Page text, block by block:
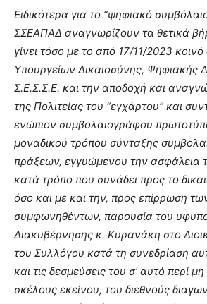
Ειδικότερα για το “ψηφιακό
ΣΣΕΑΠΑΔ αναγνωρίζουν τα θετικά
γίνει τόσο με το από 17/11/2023
Υπουργείων Δικαιοσύνης, Ψηφιακής
Σ.Ε.Σ.Σ.Ε. και την αποδοχή και
της Πολιτείας του “εγχάρτου” και
ενώπιον συμβολαιογράφου
μοναδικού τρόπου σύνταξης
πράξεων, εγγυώμενου την
κατά τρόπο που συνάδει προς το
όσο και με και την, προς επίρρωση
συμφωνηθέντων, παρουσία του
Διακυβέρνησης κ. Κυρανάκη στο
του Συλλόγου κατά τη συνεδρίαση
και τις δεσμεύσεις του σ’ αυτό περί
σκέλους εκείνου, του διεθνούς